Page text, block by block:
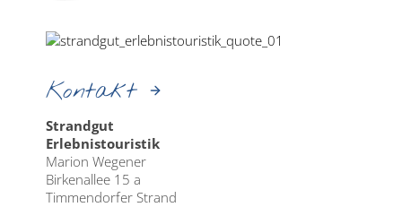
Kontakt
Strandgut
Erlebnistouristik
Marion Wegener
Birkenallee 15 a
Timmendorfer Strand